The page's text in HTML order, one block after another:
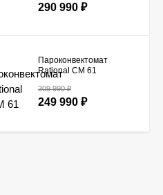
290 990 ₽
Пароконвектомат
Rational CM 61​
309 990₽
249 990 ₽